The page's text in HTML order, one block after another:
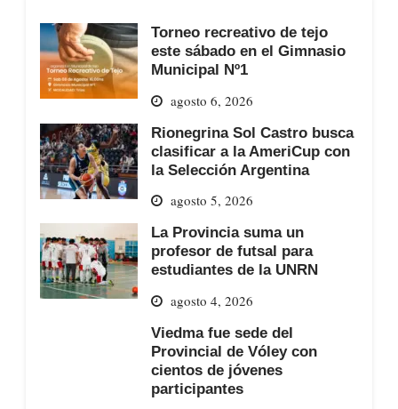
Torneo recreativo de tejo
este sábado en el Gimnasio
Municipal Nº1
agosto 6, 2026
Rionegrina Sol Castro busca
clasificar a la AmeriCup con
la Selección Argentina
agosto 5, 2026
La Provincia suma un
profesor de futsal para
estudiantes de la UNRN
agosto 4, 2026
Viedma fue sede del
Provincial de Vóley con
cientos de jóvenes
participantes